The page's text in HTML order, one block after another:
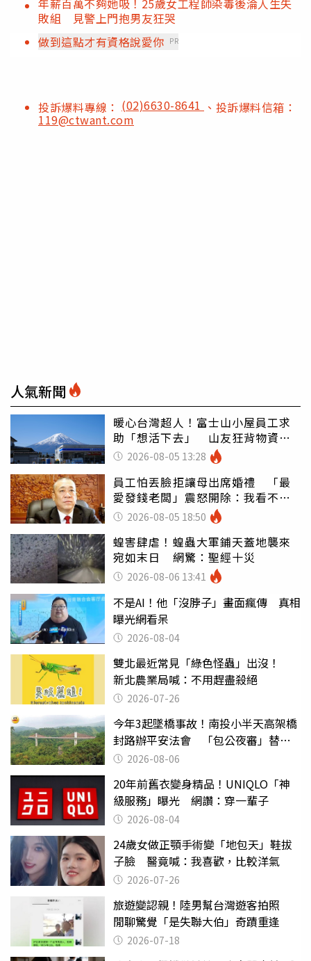
敗組 見警上門抱男友狂哭
做到這點才有資格說愛你 PR
投訴爆料專線： (02)6630-8641 、投訴爆料信箱：
119@ctwant.com
人氣新聞
暖心台灣超人！富士山小屋員工求
助「想活下去」 山友狂背物資上
山：台灣真的是寶島
2026-08-05 13:28
員工怕丟臉拒讓母出席婚禮 「最
愛發錢老闆」震怒開除：我看不起
你 2026-08-05 18:50
蝗害肆虐！蝗蟲大軍鋪天蓋地襲來
宛如末日 網驚：聖經十災
2026-08-06 13:41
不是AI！他「沒脖子」畫面瘋傳 真相
曝光網看呆
2026-08-04
雙北最近常見「綠色怪蟲」出沒！
新北農業局喊：不用趕盡殺絕
2026-07-26
今年3起墜橋事故！南投小半天高架橋
封路辦平安法會 「包公夜審」替亡
魂伸冤
2026-08-06
20年前舊衣變身精品！UNIQLO「神
級服務」曝光 網讚：穿一輩子
2026-08-04
24歲女做正顎手術變「地包天」鞋拔
子臉 醫竟喊：我喜歡，比較洋氣
2026-07-26
旅遊變認親！陸男幫台灣遊客拍照
閒聊驚覺「是失聯大伯」奇蹟重逢
2026-07-18